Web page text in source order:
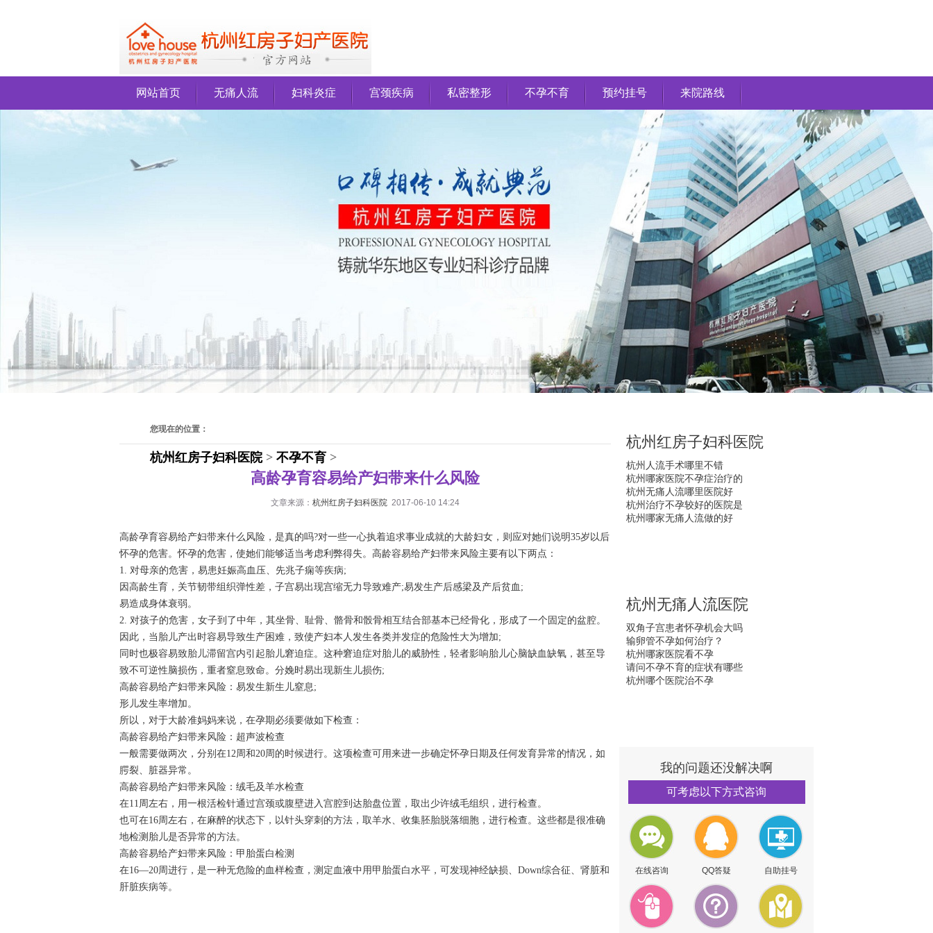
网站首页 无痛人流 妇科炎症 宫颈疾病 私密整形 不孕不育 预约挂号 来院路线
您现在的位置：
杭州红房子妇科医院> 不孕不育 >
高龄孕育容易给产妇带来什么风险
文章来源： 杭州红房子妇科医院 2017-06-10 14:24
高龄孕育容易给产妇带来什么风险，是真的吗?对一些一心执着追求事业成就的大龄妇女，则应对她们说明35岁以后
怀孕的危害。怀孕的危害，使她们能够适当考虑利弊得失。高龄容易给产妇带来风险主要有以下两点：
1. 对母亲的危害，易患妊娠高血压、先兆子痫等疾病;
因高龄生育，关节韧带组织弹性差，子宫易出现宫缩无力导致难产;易发生产后感梁及产后贫血;
易造成身体衰弱。
2. 对孩子的危害，女子到了中年，其坐骨、耻骨、骼骨和骰骨相互结合部基本已经骨化，形成了一个固定的盆腔。
因此，当胎儿产出时容易导致生产困难，致使产妇本人发生各类并发症的危险性大为增加;
同时也极容易致胎儿滞留宫内引起胎儿窘迫症。这种窘迫症对胎儿的威胁性，轻者影响胎儿心脑缺血缺氧，甚至导
致不可逆性脑损伤，重者窒息致命。分娩时易出现新生儿损伤;
高龄容易给产妇带来风险：易发生新生儿窒息;
形儿发生率增加。
所以，对于大龄准妈妈来说，在孕期必须要做如下检查：
高龄容易给产妇带来风险：超声波检查
一般需要做两次，分别在12周和20周的时候进行。这项检查可用来进一步确定怀孕日期及任何发育异常的情况，如
腭裂、脏器异常。
高龄容易给产妇带来风险：绒毛及羊水检查
在11周左右，用一根活检针通过宫颈或腹壁进入宫腔到达胎盘位置，取出少许绒毛组织，进行检查。
也可在16周左右，在麻醉的状态下，以针头穿刺的方法，取羊水、收集胚胎脱落细胞，进行检查。这些都是很准确
地检测胎儿是否异常的方法。
高龄容易给产妇带来风险：甲胎蛋白检测
在16—20周进行，是一种无危险的血样检查，测定血液中用甲胎蛋白水平，可发现神经缺损、Down综合征、肾脏和
肝脏疾病等。
杭州红房子妇科医院
杭州人流手术哪里不错
杭州哪家医院不孕症治疗的
杭州无痛人流哪里医院好
杭州治疗不孕较好的医院是
杭州哪家无痛人流做的好
杭州无痛人流医院
双角子宫患者怀孕机会大吗
输卵管不孕如何治疗？
杭州哪家医院看不孕
请问不孕不育的症状有哪些
杭州哪个医院治不孕
我的问题还没解决啊
可考虑以下方式咨询
在线咨询 QQ答疑 自助挂号